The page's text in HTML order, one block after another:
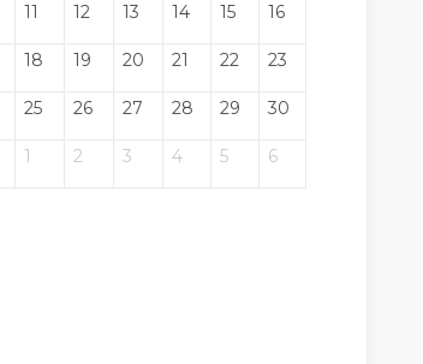
11 12 13 14 15 16
18 19 20 21 22 23
25 26 27 28 29 30
1 2 3 4 5 6